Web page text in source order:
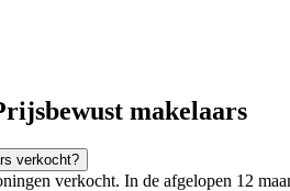
makelaars
verkocht?
verkocht. In de afgelopen 12